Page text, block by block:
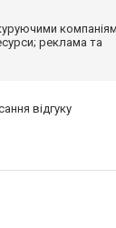
реклама та
відгуку